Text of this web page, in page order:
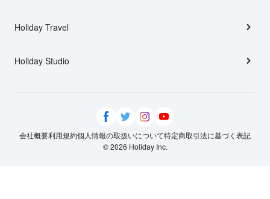
Holiday Travel
Holiday Studio
会社概要利用規約個人情報の取扱いについて特定商取引法に基づく表記
© 2026 Holiday Inc.